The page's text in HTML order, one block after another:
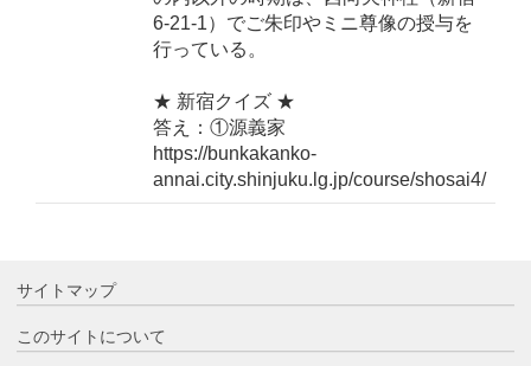
6-21-1）でご朱印やミニ尊像の授与を
行っている。
★ 新宿クイズ ★
答え：①源義家
https://bunkakanko-
annai.city.shinjuku.lg.jp/course/shosai4/
サイトマップ
このサイトについて